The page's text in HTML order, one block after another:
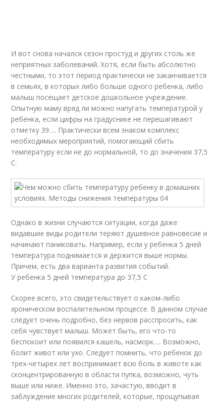
И вот снова начался сезон простуд и других столь же
неприятных заболеваний. Хотя, если быть абсолютно
честными, то этот период практически не заканчивается
в семьях, в которых либо больше одного ребенка, либо
малыш посещает детское дошкольное учреждение.
Опытную маму вряд ли можно напугать температурой у
ребенка, если цифры на градуснике не перешагивают
отметку 39…. Практически всем знаком комплекс
необходимых мероприятий, помогающий сбить
температуру если не до нормальной, то до значения 37,5
С.
Однако в жизни случаются ситуации, когда даже
видавшие виды родители теряют душевное равновесие и
начинают паниковать. Например, если у ребенка 5 дней
температура поднимается и держится выше нормы.
Причем, есть два варианта развития событий.
У ребенка 5 дней температура до 37,5 С
Скорее всего, это свидетельствует о каком-либо
хроническом воспалительном процессе. В данном случае
следует очень подробно, без нервов расспросить, как
себя чувствует малыш. Может быть, его что-то
беспокоит или появился кашель, насморк…. Возможно,
болит живот или ухо. Следует помнить, что ребенок до
трех-четырех лет воспринимает всю боль в животе как
сконцентрированную в области пупка, возможно, чуть
выше или ниже. Именно это, зачастую, вводит в
заблуждение многих родителей, которые, прощупывая